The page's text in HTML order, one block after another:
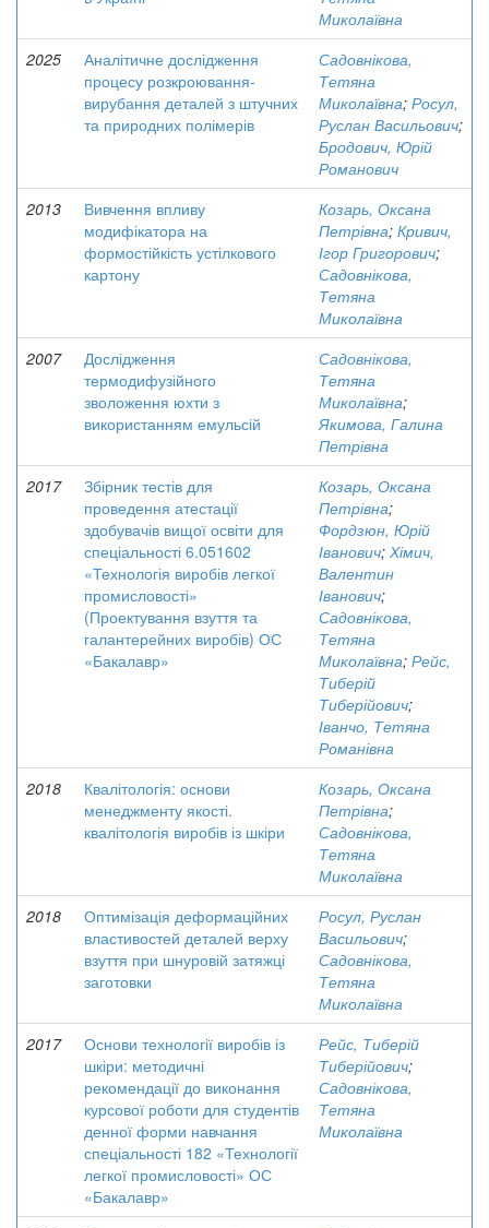
Миколаївна
2025
Аналітичне дослідження
процесу розкроювання-
вирубання деталей з штучних
та природних полімерів
Садовнікова,
Тетяна
Миколаївна; Росул,
Руслан Васильович;
Бродович, Юрій
Романович
2013
Вивчення впливу
модифікатора на
формостійкість устілкового
картону
Козарь, Оксана
Петрівна; Кривич,
Ігор Григорович;
Садовнікова,
Тетяна
Миколаївна
2007
Дослідження
термодифузійного
зволоження юхти з
використанням емульсій
Садовнікова,
Тетяна
Миколаївна;
Якимова, Галина
Петрівна
2017
Збірник тестів для
проведення атестації
здобувачів вищої освіти для
спеціальності 6.051602
«Технологія виробів легкої
промисловості»
(Проектування взуття та
галантерейних виробів) ОС
«Бакалавр»
Козарь, Оксана
Петрівна;
Фордзюн, Юрій
Іванович; Хімич,
Валентин
Іванович;
Садовнікова,
Тетяна
Миколаївна; Рейс,
Тиберій
Тиберійович;
Іванчо, Тетяна
Романівна
2018
Квалітологія: основи
менеджменту якості.
квалітологія виробів із шкіри
Козарь, Оксана
Петрівна;
Садовнікова,
Тетяна
Миколаївна
2018
Оптимізація деформаційних
властивостей деталей верху
взуття при шнуровій затяжці
заготовки
Росул, Руслан
Васильович;
Садовнікова,
Тетяна
Миколаївна
2017
Основи технології виробів із
шкіри: методичні
рекомендації до виконання
курсової роботи для студентів
денної форми навчання
спеціальності 182 «Технології
легкої промисловості» ОС
«Бакалавр»
Рейс, Тиберій
Тиберійович;
Садовнікова,
Тетяна
Миколаївна